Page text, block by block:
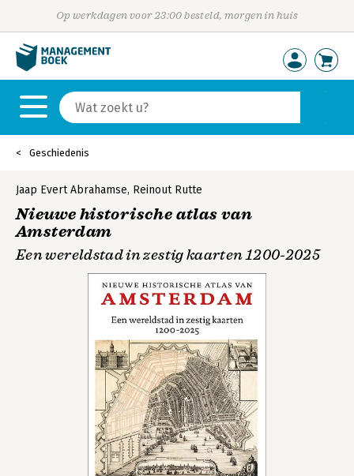
Op werkdagen voor 23:00 besteld, morgen in huis
Geschiedenis
Jaap Evert Abrahamse, Reinout Rutte
Nieuwe historische atlas van
Amsterdam
Een wereldstad in zestig kaarten 1200-2025